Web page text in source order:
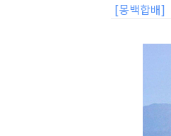
[몽백합배]